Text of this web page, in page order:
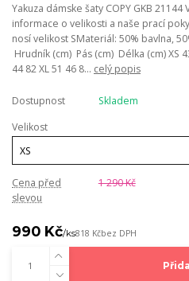
Yakuza dámske šaty COPY GKB
informace o velikosti a naše prací
nosí velikost SMateriál: 50% bavlna,
Hrudník (cm) Pás (cm) Délka (cm) XS
44 82 XL 51 46 8... celý popis
Dostupnost
Skladem
Velikost
Cena před
slevou
1 290 Kč
990 Kč/ks818 Kčbez DPH